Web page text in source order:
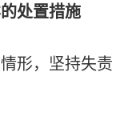
处置措施
形，坚持失责